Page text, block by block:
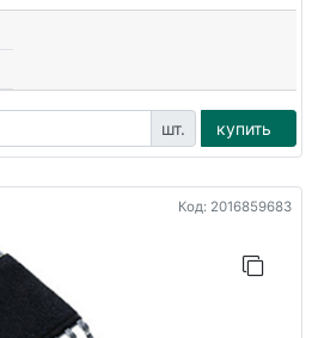
шт. купить
Код: 2016859683